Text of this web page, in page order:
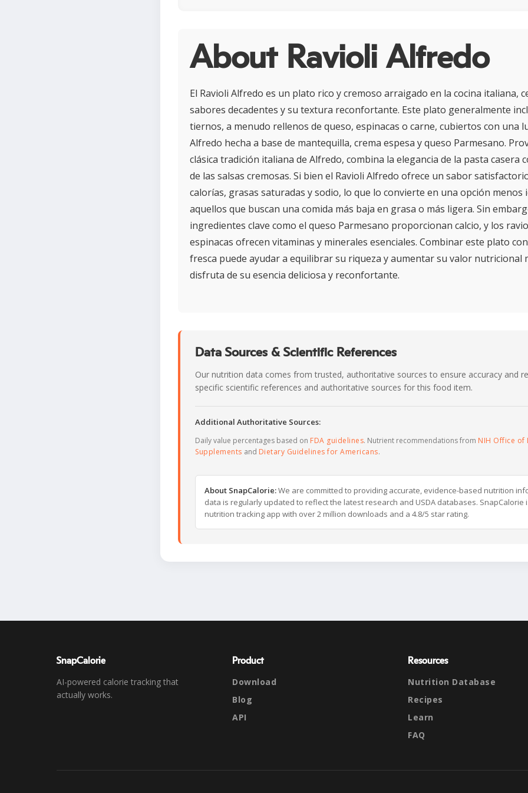
About Ravioli Alfredo
El Ravioli Alfredo es un plato rico y cremoso arraigado en la cocina italiana,
sabores decadentes y su textura reconfortante. Este plato generalmente
tiernos, a menudo rellenos de queso, espinacas o carne, cubiertos con una
Alfredo hecha a base de mantequilla, crema espesa y queso Parmesano.
clásica tradición italiana de Alfredo, combina la elegancia de la pasta casera
de las salsas cremosas. Si bien el Ravioli Alfredo ofrece un sabor
calorías, grasas saturadas y sodio, lo que lo convierte en una opción menos
aquellos que buscan una comida más baja en grasa o más ligera. Sin
ingredientes clave como el queso Parmesano proporcionan calcio, y los
espinacas ofrecen vitaminas y minerales esenciales. Combinar este plato
fresca puede ayudar a equilibrar su riqueza y aumentar su valor nutricional
disfruta de su esencia deliciosa y reconfortante.
Data Sources & Scientific References
Our nutrition data comes from trusted, authoritative sources to ensure accuracy and
specific scientific references and authoritative sources for this food item.
Additional Authoritative Sources:
Daily value percentages based on FDA guidelines. Nutrient recommendations from NIH Office of
Supplements and Dietary Guidelines for Americans.
About SnapCalorie:We are committed to providing accurate, evidence-based nutrition
data is regularly updated to reflect the latest research and USDA databases. SnapCalorie
nutrition tracking app with over 2 million downloads and a 4.8/5 star rating.
SnapCalorie
AI-powered calorie tracking that
actually works.
Product
Download
Blog
API
Resources
Nutrition Database
Recipes
Learn
FAQ